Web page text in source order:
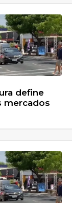
define
mercados